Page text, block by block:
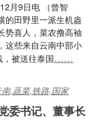
月9日电 （曾智
的田野里一派生机盎
喜人，菜农撸高袖
这些来自云南中部小
，被送往泰国……
,蔬菜,铁路,国家
委书记、董事长